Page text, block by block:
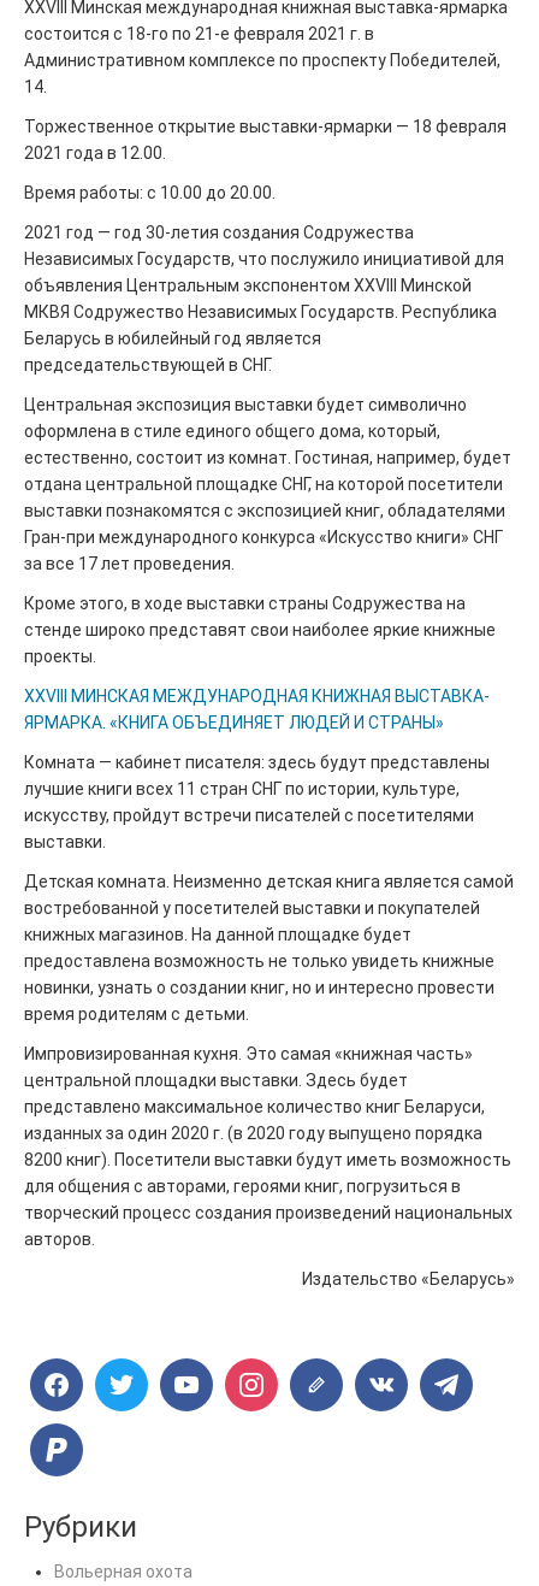
XXVIII Минская международная книжная выставка-ярмарка
состоится с 18-го по 21-е февраля 2021 г. в
Административном комплексе по проспекту Победителей,
14.
Торжественное открытие выставки-ярмарки — 18 февраля
2021 года в 12.00.
Время работы: с 10.00 до 20.00.
2021 год — год 30-летия создания Содружества
Независимых Государств, что послужило инициативой для
объявления Центральным экспонентом XXVIII Минской
МКВЯ Содружество Независимых Государств. Республика
Беларусь в юбилейный год является
председательствующей в СНГ.
Центральная экспозиция выставки будет символично
оформлена в стиле единого общего дома, который,
естественно, состоит из комнат. Гостиная, например, будет
отдана центральной площадке СНГ, на которой посетители
выставки познакомятся с экспозицией книг, обладателями
Гран-при международного конкурса «Искусство книги» СНГ
за все 17 лет проведения.
Кроме этого, в ходе выставки страны Содружества на
стенде широко представят свои наиболее яркие книжные
проекты.
XXVIII МИНСКАЯ МЕЖДУНАРОДНАЯ КНИЖНАЯ ВЫСТАВКА-
ЯРМАРКА. «КНИГА ОБЪЕДИНЯЕТ ЛЮДЕЙ И СТРАНЫ»
Комната — кабинет писателя: здесь будут представлены
лучшие книги всех 11 стран СНГ по истории, культуре,
искусству, пройдут встречи писателей с посетителями
выставки.
Детская комната. Неизменно детская книга является самой
востребованной у посетителей выставки и покупателей
книжных магазинов. На данной площадке будет
предоставлена возможность не только увидеть книжные
новинки, узнать о создании книг, но и интересно провести
время родителям с детьми.
Импровизированная кухня. Это самая «книжная часть»
центральной площадки выставки. Здесь будет
представлено максимальное количество книг Беларуси,
изданных за один 2020 г. (в 2020 году выпущено порядка
8200 книг). Посетители выставки будут иметь возможность
для общения с авторами, героями книг, погрузиться в
творческий процесс создания произведений национальных
авторов.
Издательство «Беларусь»
Рубрики
Вольерная охота